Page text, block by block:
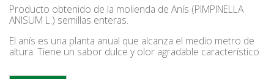
Producto obtenido de la molienda de Anís (PIMPINELLA
ANISUM L.) semillas enteras.
El anís es una planta anual que alcanza el medio metro de
altura. Tiene un sabor dulce y olor agradable característico.